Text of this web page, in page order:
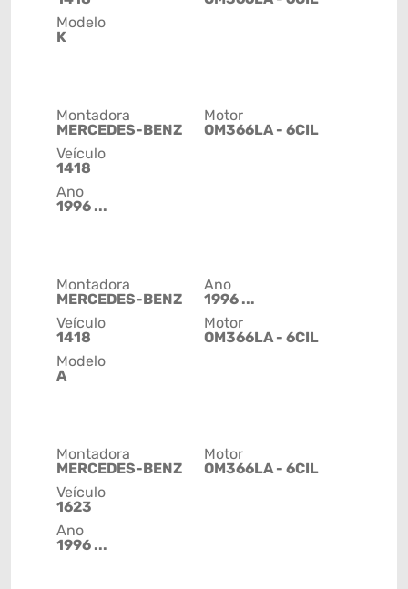
Modelo
K
Montadora
MERCEDES-BENZ
Veículo
1418
Ano
1996 ...
Motor
OM366LA - 6CIL
Montadora
MERCEDES-BENZ
Veículo
1418
Modelo
A
Ano
1996 ...
Motor
OM366LA - 6CIL
Montadora
MERCEDES-BENZ
Veículo
1623
Ano
1996 ...
Motor
OM366LA - 6CIL